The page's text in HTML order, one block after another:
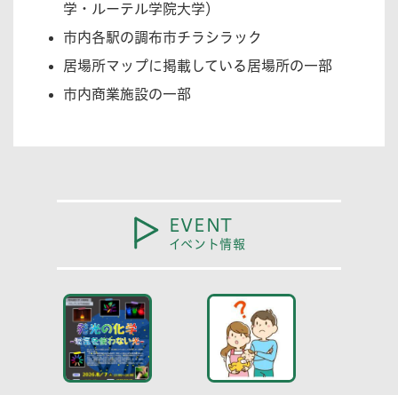
学・ルーテル学院大学）
市内各駅の調布市チラシラック
居場所マップに掲載している居場所の一部
市内商業施設の一部
EVENT
イベント情報